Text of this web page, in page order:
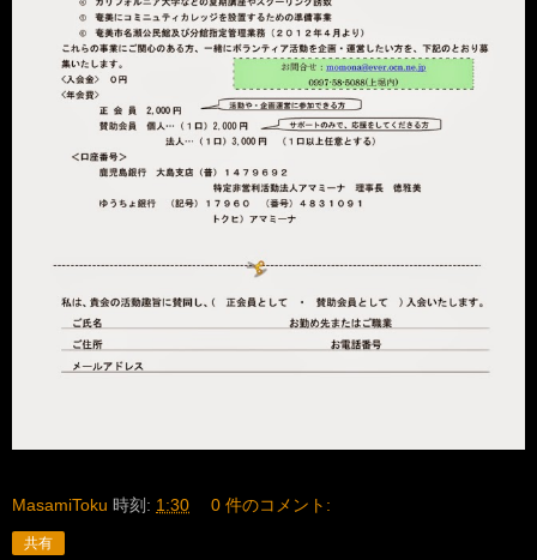
MasamiToku 時刻: 1:30 0 件のコメント:
共有